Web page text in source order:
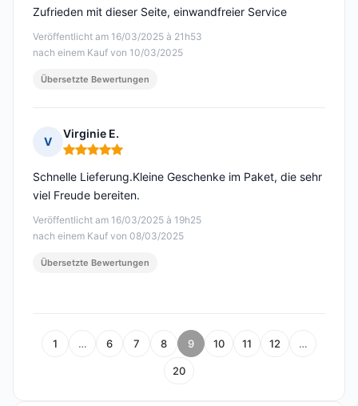
Veröffentlicht am 16/03/2025 à 21h53
nach einem Kauf von 10/03/2025
Zufrieden mit dieser Seite, einwandfreier Service
Übersetzte Bewertungen
V
Virginie E.
Hinweis: 5 von 5
Veröffentlicht am 16/03/2025 à 19h25
nach einem Kauf von 08/03/2025
Schnelle Lieferung.Kleine Geschenke im Paket, die sehr
viel Freude bereiten.
Übersetzte Bewertungen
1 … 6 7 8 9 10 11 12 …
20